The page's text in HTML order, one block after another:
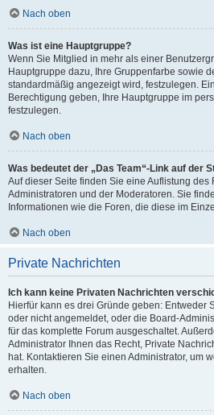
Nach oben
Was ist eine Hauptgruppe?
Wenn Sie Mitglied in mehr als einer
Hauptgruppe dazu, Ihre Gruppenfarbe sowie
standardmäßig angezeigt wird, festzulegen.
Berechtigung geben, Ihre Hauptgruppe im
festzulegen.
Nach oben
Was bedeutet der „Das Team“-Link auf der
Auf dieser Seite finden Sie eine Auflistung
Administratoren und der Moderatoren. Sie
Informationen wie die Foren, die diese im
Nach oben
Private Nachrichten
Ich kann keine Privaten Nachrichten
Hierfür kann es drei Gründe geben: Entweder
oder nicht angemeldet, oder die Board-
für das komplette Forum ausgeschaltet.
Administrator Ihnen das Recht, Private
hat. Kontaktieren Sie einen Administrator, um
erhalten.
Nach oben